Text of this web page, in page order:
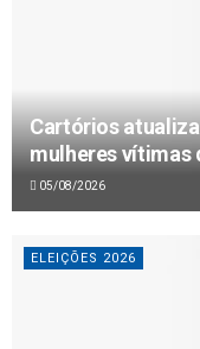
Cartórios
mulheres vítimas
05/08/2026
ELEIÇÕES 2026